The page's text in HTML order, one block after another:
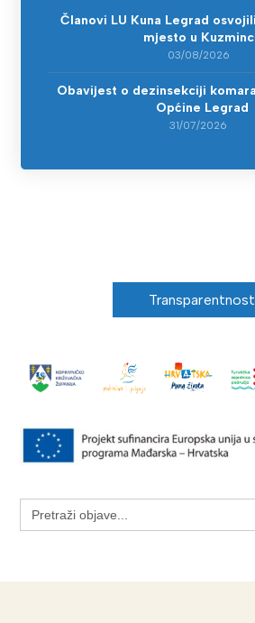
Članovi LU Kuna Legrad
mjesto u
03/08/2026
Obavijest o dezinsekciji
Općine Legrad
31/07/2026
Transparentnost
Search
for: